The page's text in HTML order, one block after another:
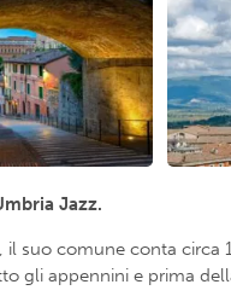
Jazz.
suo comune conta
gli appennini e prima